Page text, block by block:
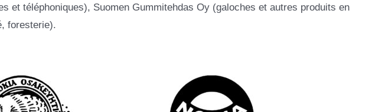
et téléphoniques), Suomen Gummitehdas Oy (galoches et autres produits en
foresterie).